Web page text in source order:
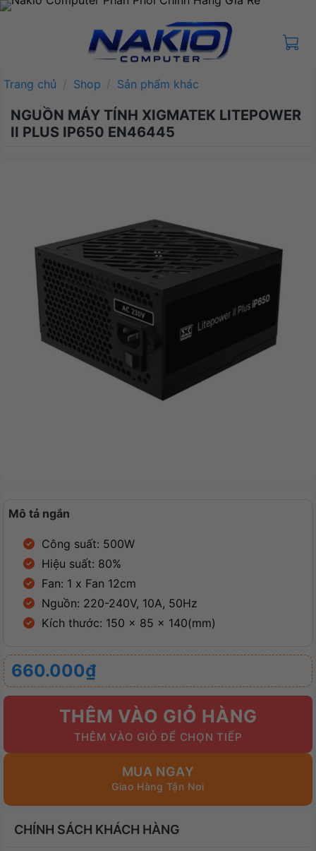
Bỏ
Trang chủ / Shop / Sản phẩm khác
NGUỒN MÁY TÍNH XIGMATEK LITEPOWER
II PLUS IP650 EN46445
Mô tả ngắn
Công suất: 500W
Hiệu suất: 80%
Fan: 1 x Fan 12cm
Nguồn: 220-240V, 10A, 50Hz
Kích thước: 150 x 85 x 140(mm)
660.000₫
THÊM VÀO GIỎ HÀNG
MUA NGAY
CHÍNH SÁCH KHÁCH HÀNG